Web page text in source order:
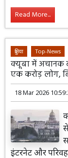
Read More...
दुनिया Top-News
क्यूबा में अचानक
एक करोड़ लोग,
18 Mar 2026
इंटरनेट और